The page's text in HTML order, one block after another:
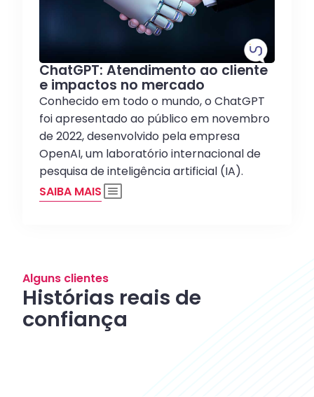
ChatGPT: Atendimento ao cliente
e impactos no mercado
Conhecido em todo o mundo, o ChatGPT
foi apresentado ao público em novembro
de 2022, desenvolvido pela empresa
OpenAI, um laboratório internacional de
pesquisa de inteligência artificial (IA).
SAIBA MAIS
Alguns clientes
Histórias reais de
confiança